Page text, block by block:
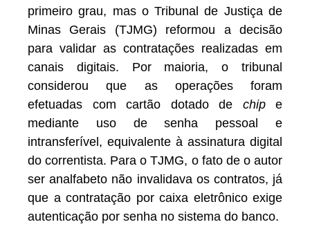
primeiro grau, mas o Tribunal de Justiça de
Minas Gerais (TJMG) reformou a decisão
para validar as contratações realizadas em
canais digitais. Por maioria, o tribunal
considerou que as operações foram
efetuadas com cartão dotado de chipe
mediante uso de senha pessoal e
intransferível, equivalente à assinatura digital
do correntista. Para o TJMG, o fato de o autor
ser analfabeto não invalidava os contratos, já
que a contratação por caixa eletrônico exige
autenticação por senha no sistema do banco.